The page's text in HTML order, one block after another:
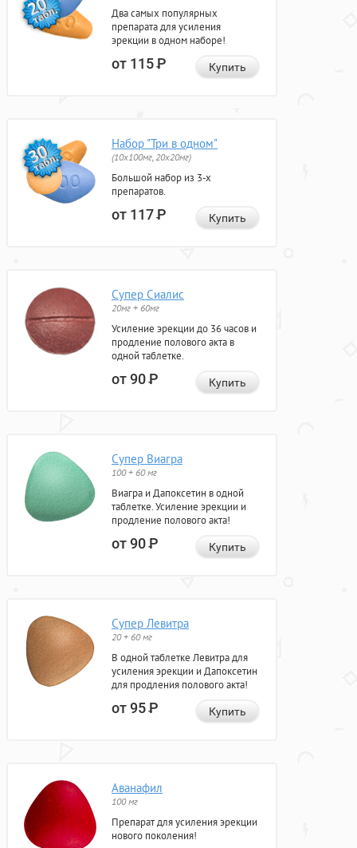
Два самых популярных
препарата для усиления
эрекции в одном наборе!
от 115Р Купить
Набор "Три в одном"
(10x100мг, 20x20мг)
Большой набор из 3-х
препаратов.
от 117Р Купить
Супер Сиалис
20мг + 60мг
Усиление эрекции до 36 часов и
продление полового акта в
одной таблетке.
от 90Р Купить
Супер Виагра
100 + 60 мг
Виагра и Дапоксетин в одной
таблетке. Усиление эрекции и
продление полового акта!
от 90Р Купить
Супер Левитра
20 + 60 мг
В одной таблетке Левитра для
усиления эрекции и Дапоксетин
для продления полового акта!
от 95Р Купить
Аванафил
100 мг
Препарат для усиления эрекции
нового поколения!